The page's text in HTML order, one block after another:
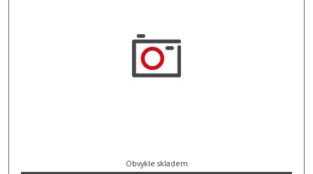
Obvykle skladem